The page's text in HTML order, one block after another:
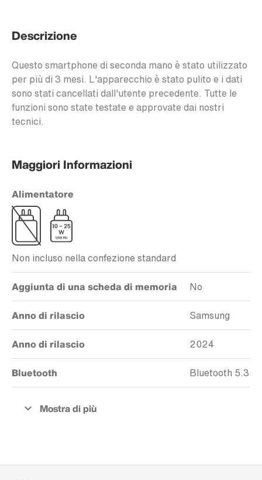
Descrizione
Questo smartphone di seconda mano è stato utilizzato
per più di 3 mesi. L'apparecchio è stato pulito e i dati
sono stati cancellati dall'utente precedente. Tutte le
funzioni sono state testate e approvate dai nostri
tecnici.
Maggiori Informazioni
Alimentatore
Non incluso nella confezione standard
Aggiunta di una scheda di memoria No
Anno di rilascio Samsung
Anno di rilascio 2024
Bluetooth Bluetooth 5.3